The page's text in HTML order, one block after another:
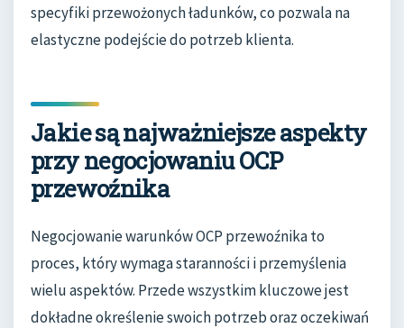
specyfiki przewożonych ładunków, co pozwala na
elastyczne podejście do potrzeb klienta.
Jakie są najważniejsze aspekty
przy negocjowaniu OCP
przewoźnika
Negocjowanie warunków OCP przewoźnika to
proces, który wymaga staranności i przemyślenia
wielu aspektów. Przede wszystkim kluczowe jest
dokładne określenie swoich potrzeb oraz oczekiwań